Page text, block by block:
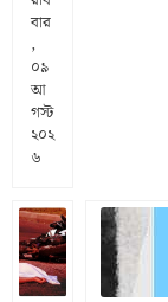
বার
,
০৯
আ
গস্ট
২০২
৬